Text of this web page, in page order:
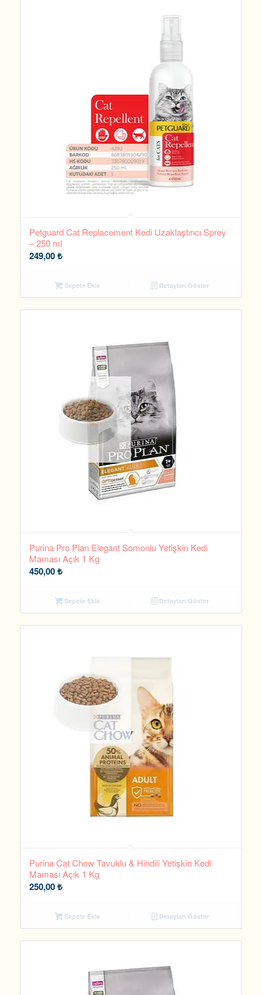
Petguard Cat Replacement Kedi Uzaklaştırıcı Sprey
– 250 ml
249,00₺
Sepete Ekle Detayları Göster
Purina Pro Plan Elegant Somonlu Yetişkin Kedi
Maması Açık 1 Kg
450,00₺
Sepete Ekle Detayları Göster
Purina Cat Chow Tavuklu & Hindili Yetişkin Kedi
Maması Açık 1 Kg
250,00₺
Sepete Ekle Detayları Göster